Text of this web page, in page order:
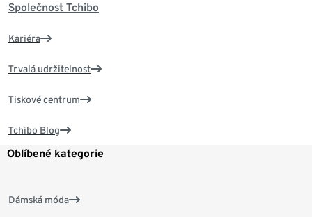
Společnost Tchibo
Kariéra
Trvalá udržitelnost
Tiskové centrum
Tchibo Blog
Oblíbené kategorie
Dámská móda